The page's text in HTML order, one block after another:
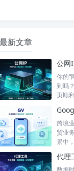
最新文章
你的“
到吗
页顺
跨境
贸业
景中